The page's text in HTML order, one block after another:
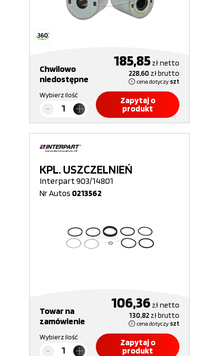
Chwilowo
niedostępne
185,85 złnetto
228,60 złbrutto
cena dotyczy szt
Wybierz ilość
Zapytaj o
produkt
KPL. USZCZELNIEŃ
Interpart 903/14801
Nr Autos 0213562
Towar na
zamówienie
106,36 złnetto
130,82 złbrutto
cena dotyczy szt
Wybierz ilość
Zapytaj o
produkt